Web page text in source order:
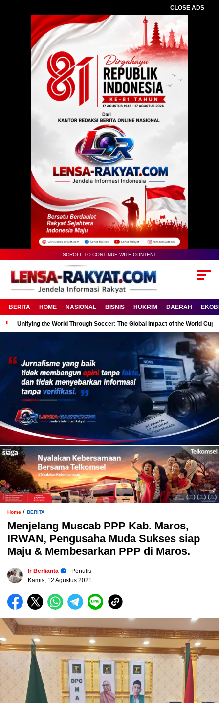
CLOSE ADS
SCROLL TO CONTINUE WITH CONTENT
BERITA HOME NASIONAL BISNIS HUKRIM DAERAH
Unifying the World Through Soccer: The Global Impact of the World Cup
Home / BERITA
Menjelang Muscab PPP Kab. Maros,
IRWAN, Pengusaha Muda Sukses siap
Maju & Membesarkan PPP di Maros.
Ir Berlianta
- Penulis
Kamis, 12 Agustus 2021